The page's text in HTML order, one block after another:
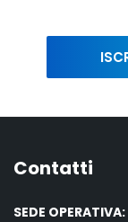
Contatti
SEDE OPERATIVA: